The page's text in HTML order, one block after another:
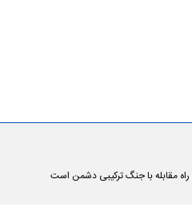
مقابله با جنگ ترکیبی دشمن است